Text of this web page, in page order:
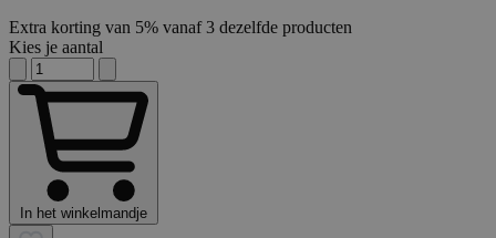
Extra korting van 5% vanaf 3 dezelfde producten
Kies je aantal
In het winkelmandje